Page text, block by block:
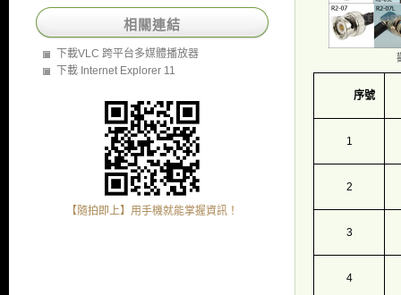
序號
1
2
3
4
相關連結
下載VLC 跨平台多媒體播放器
下載 Internet Explorer 11
【隨拍即上】用手機就能掌握資訊！